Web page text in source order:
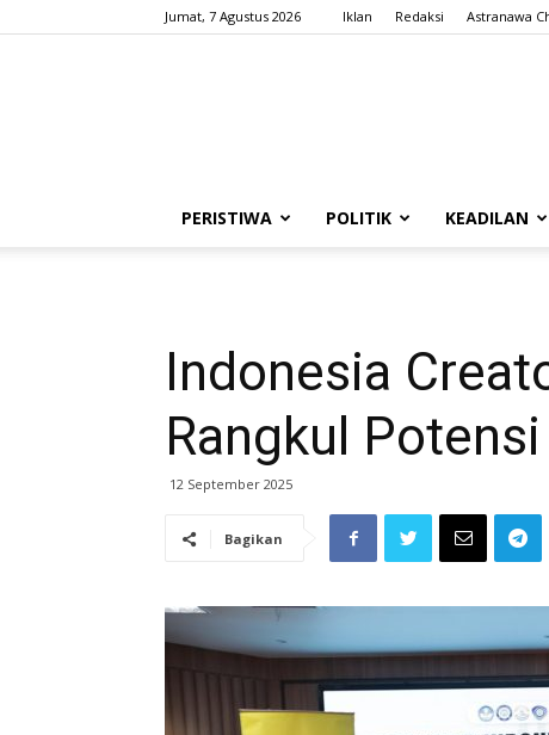
Jumat, 7 Agustus 2026 Iklan Redaksi Astranawa
PERISTIWA POLITIK KEADILAN
Indonesia
Rangkul
12 September 2025
Bagikan